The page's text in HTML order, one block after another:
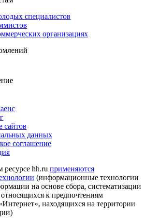
специалистов
организациях
сайтов
данных
соглашение
hh.ru применяются
(информационные технологии
на основе сбора, систематизации
к предпочтениям
находящихся на территории